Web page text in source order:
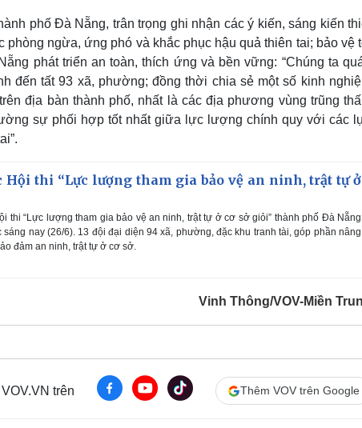
phố Đà Nẵng, trân trọng ghi nhận các ý kiến, sáng kiến
ngừa, ứng phó và khắc phục hậu quả thiên tai; bảo vệ
phát triển an toàn, thích ứng và bền vững: “Chúng ta
đến tất 93 xã, phường; đồng thời chia sẻ một số kinh
địa bàn thành phố, nhất là các địa phương vùng trũng
sự phối hợp tốt nhất giữa lực lượng chính quy với các
Hội thi “Lực lượng tham gia bảo vệ an ninh, trật tự ở
thi “Lực lượng tham gia bảo vệ an ninh, trật tự ở cơ sở giỏi” thành phố Đà Nẵng
sáng nay (26/6). 13 đội đại diện 94 xã, phường, đặc khu tranh tài, góp phần nâng
đảm an ninh, trật tự ở cơ sở.
Vinh Thông/VOV-Miền
trên Thêm VOV trên Google